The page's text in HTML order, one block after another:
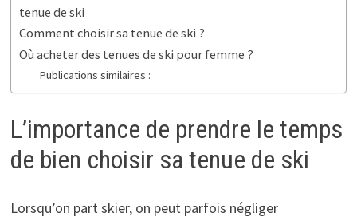
tenue de ski
Comment choisir sa tenue de ski ?
Où acheter des tenues de ski pour femme ?
Publications similaires :
L’importance de prendre le temps
de bien choisir sa tenue de ski
Lorsqu’on part skier, on peut parfois négliger